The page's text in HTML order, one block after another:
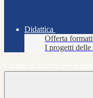
Didattica
Offerta
I progetti delle